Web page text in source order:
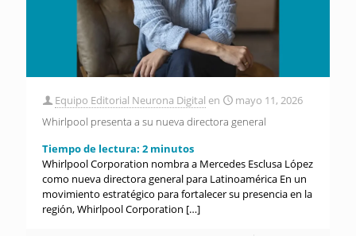
Equipo Editorial Neurona Digital en
mayo 11, 2026
Whirlpool presenta a su nueva directora general
Tiempo de lectura: 2 minutos
Whirlpool Corporation nombra a Mercedes Esclusa López
como nueva directora general para Latinoamérica En un
movimiento estratégico para fortalecer su presencia en la
región, Whirlpool Corporation […]